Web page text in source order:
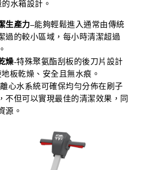
水箱設計。
生產力–能夠輕鬆進入通常由傳統
過的較小區域，每小時清潔超過
燥-特殊聚氨酯刮板的後刀片設計
板乾燥、安全且無水痕。
心水系統可確保均勻分佈在刷子
不但可以實現最佳的清潔效果，同
源。